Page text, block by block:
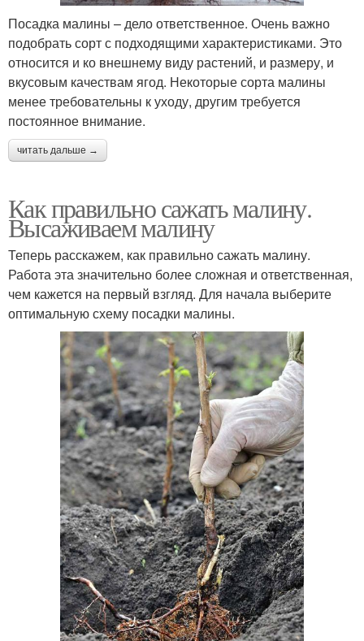
Посадка малины – дело ответственное. Очень важно
подобрать сорт с подходящими характеристиками. Это
относится и ко внешнему виду растений, и размеру, и
вкусовым качествам ягод. Некоторые сорта малины
менее требовательны к уходу, другим требуется
постоянное внимание.
читать дальше →
Как правильно сажать малину.
Высаживаем малину
Теперь расскажем, как правильно сажать малину.
Работа эта значительно более сложная и ответственная,
чем кажется на первый взгляд. Для начала выберите
оптимальную схему посадки малины.